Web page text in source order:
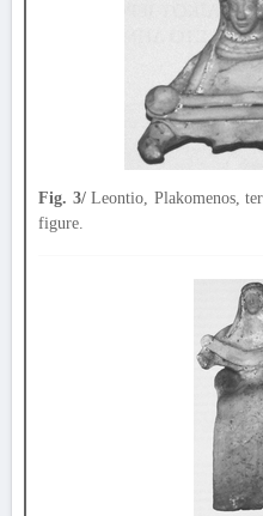
Fig. 3/Leontio, Plakomenos,
figure.